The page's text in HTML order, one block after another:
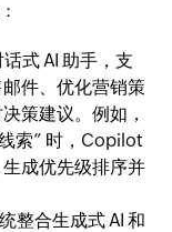
话式 AI 助手，支
件、优化营销策
策建议。例如，
索” 时，Copilot
成优先级排序并
整合生成式 AI 和